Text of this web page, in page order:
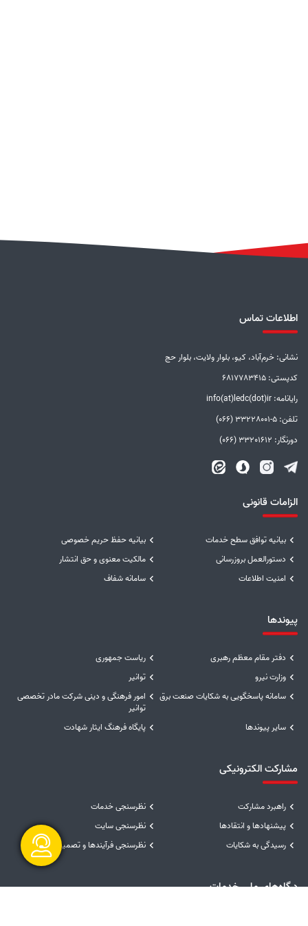
اطلاعات تماس
نشانی: خرم‌آباد، کیو، بلوار ولایت، بلوار حج
کدپستی: 6817783415
رایانامه: info(at)ledc(dot)ir
تلفن: 5-33228001 (066)
دورنگار: 33201612 (066)
الزامات قانونی
بیانیه توافق سطح خدمات
بیانیه حفظ حریم خصوصی
دستورالعمل بروزرسانی
مالکیت معنوی و حق انتشار
امنیت اطلاعات
سامانه شفاف
پیوندها
دفتر مقام معظم رهبری
ریاست جمهوری
وزارت نیرو
توانیر
سامانه پاسخگویی به شکایات صنعت برق
امور فرهنگی و دینی شرکت مادر تخصصی
توانیر
سایر پیوندها
پایگاه فرهنگ ایثار شهادت
مشارکت الکترونیکی
راهبرد مشارکت
نظرسنجی خدمات
پیشنهادها و انتقادها
نظرسنجی سایت
رسیدگی به شکایات
نظرسنجی فرآیندها و تصمیمات
درگاه‌های ملی خدماتگفتگو آنلاین